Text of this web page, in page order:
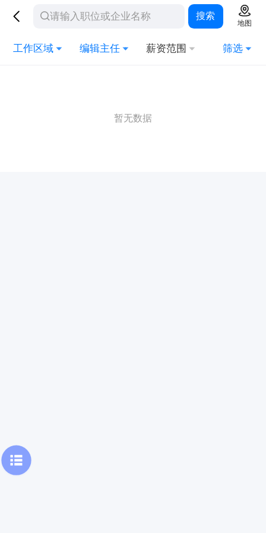
搜索
地图
工作区域 编辑主任 薪资范围 筛选
暂无数据